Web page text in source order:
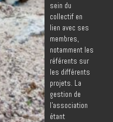
sein du
collectif en
lien avec ses
membres,
notamment les
référents sur
les différents
projets. La
gestion de
l’association
étant